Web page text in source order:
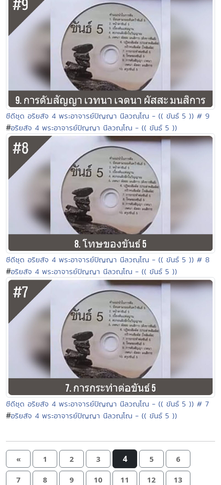
ซีดีชุด อริยสัจ 4 พระอาจารย์ปัญญา นีลวณฺโณ - (( ขันธ์ 5 )) # 9
#อริยสัจ 4 พระอาจารย์ปัญญา นีลวณฺโณ - (( ขันธ์ 5 ))
ซีดีชุด อริยสัจ 4 พระอาจารย์ปัญญา นีลวณฺโณ - (( ขันธ์ 5 )) # 8
#อริยสัจ 4 พระอาจารย์ปัญญา นีลวณฺโณ - (( ขันธ์ 5 ))
ซีดีชุด อริยสัจ 4 พระอาจารย์ปัญญา นีลวณฺโณ - (( ขันธ์ 5 )) # 7
#อริยสัจ 4 พระอาจารย์ปัญญา นีลวณฺโณ - (( ขันธ์ 5 ))
« 1 2 3 4 5 6
7 8 9 10 11 12 13